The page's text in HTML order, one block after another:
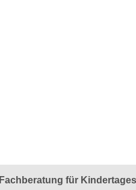
Fachberatung für